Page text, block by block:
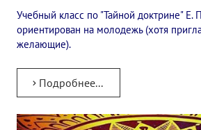
Учебный класс по "Тайной доктрине" Е.
ориентирован на молодежь (хотя
желающие).
Подробнее...